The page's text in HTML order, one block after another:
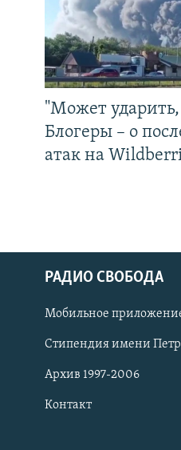
СОЦИАЛЬНЫЕ СЕТИ
"Может
Блогеры – о
атак на
РАДИО СВОБОДА
Мобильное
Стипендия имени
Архив 1997-2006
Контакт